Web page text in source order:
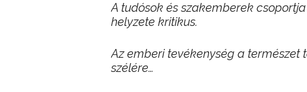
A tudósok és szakemberek
helyzete kritikus.
Az emberi tevékenység a
szélére…